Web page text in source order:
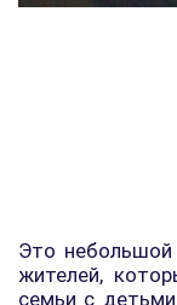
Это
жителей,
семьи с